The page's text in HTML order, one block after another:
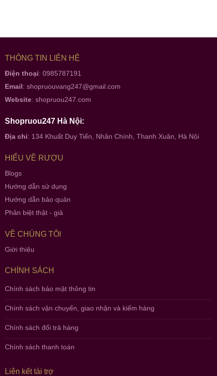
THÔNG TIN LIÊN HỆ
Điện thoại: 0985787191
Email: shopruouvang247@gmail.com
Website: shopruou247.com
Shopruou247 Hà Nội:
Địa chỉ: 134 Khuất Duy Tiến, Nhân Chính, Thanh Xuân, Hà Nội
HIỂU VỀ RƯỢU
Blogs
Hướng dẫn sử dụng
Hướng dẫn bảo quản
Phân biệt thật - giả
VỀ CHÚNG TÔI
Giới thiệu
CHÍNH SÁCH
Chính sách bảo mật thông tin
Chính sách vận chuyển, giao nhận và kiểm hàng
Chính sách đổi trả hàng
Chính sách thanh toán
Liên kết tài trợ